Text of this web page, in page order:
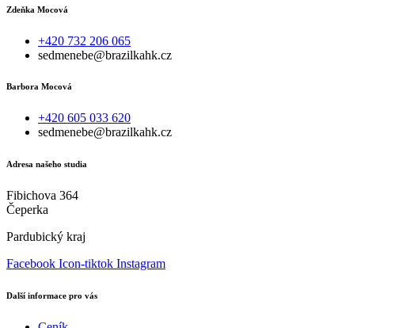
Zdeňka Mocová
+420 732 206 065
sedmenebe@brazilkahk.cz
Barbora Mocová
+420 605 033 620
sedmenebe@brazilkahk.cz
Adresa našeho studia
Fibichova 364
Čeperka
Pardubický kraj
Facebook Icon-tiktok Instagram
Další informace pro vás